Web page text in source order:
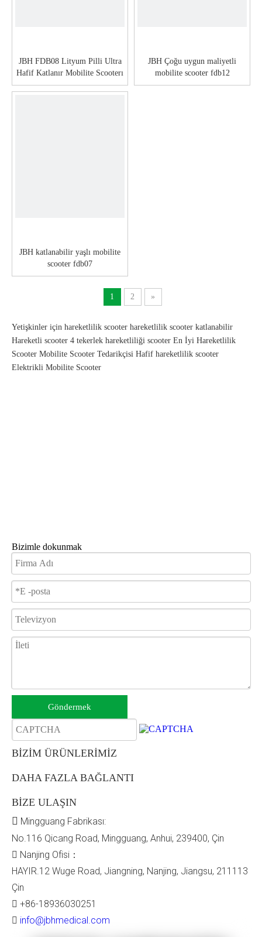
JBH FDB08 Lityum Pilli Ultra
Hafif Katlanır Mobilite Scooterı
JBH Çoğu uygun maliyetli
mobilite scooter fdb12
JBH katlanabilir yaşlı mobilite
scooter fdb07
1 2 »
Yetişkinler için hareketlilik scooter hareketlilik scooter katlanabilir
Hareketli scooter 4 tekerlek hareketliliği scooter En İyi Hareketlilik
Scooter Mobilite Scooter Tedarikçisi Hafif hareketlilik scooter
Elektrikli Mobilite Scooter
Bizimle dokunmak
Göndermek
BİZİM ÜRÜNLERİMİZ
DAHA FAZLA BAĞLANTI
BİZE ULAŞIN
 Mingguang Fabrikası:
No.116 Qicang Road, Mingguang, Anhui, 239400, Çin
 Nanjing Ofisi：
HAYIR.12 Wuge Road, Jiangning, Nanjing, Jiangsu, 211113
Çin
 +86-18936030251
 info@jbhmedical.com